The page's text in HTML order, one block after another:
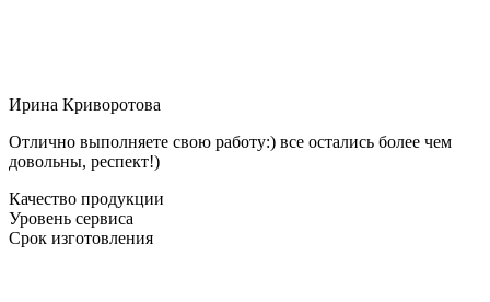
Ирина Криворотова
Отлично выполняете свою работу:) все остались более чем
довольны, респект!)
Качество продукции
Уровень сервиса
Срок изготовления